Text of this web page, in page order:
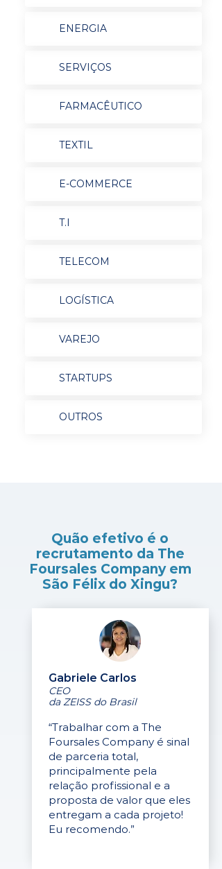
ENERGIA
SERVIÇOS
FARMACÊUTICO
TEXTIL
E-COMMERCE
T.I
TELECOM
LOGÍSTICA
VAREJO
STARTUPS
OUTROS
Quão efetivo é o
recrutamento da The
Foursales Company em
São Félix do Xingu?
Gabriele Carlos
CEO
da ZEISS do Brasil
“Trabalhar com a The
Foursales Company é sinal
de parceria total,
principalmente pela
relação profissional e a
proposta de valor que eles
entregam a cada projeto!
Eu recomendo.”